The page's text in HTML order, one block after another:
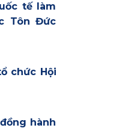
tế làm
Tôn Đức
chức Hội
hành